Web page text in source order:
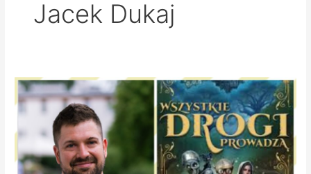
Jacek Dukaj
Gościem
KROKu
–
dr.
Kucharczyk